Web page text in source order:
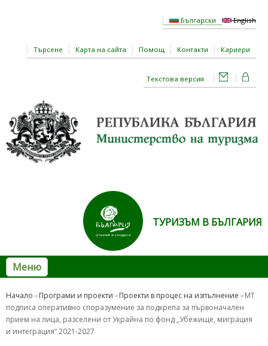
Български English
Търсене Карта на сайта Помощ Контакти Кариери
Текстова версия
ТУРИЗЪМ В БЪЛГАРИЯ
Меню
Начало Програми и проекти Проекти в процес на изпълнение
МТ
подписа оперативно споразумение за подкрепа за първоначален
прием на лица, разселени от Украйна по фонд „Убежище, миграция
и интеграция“ 2021-2027